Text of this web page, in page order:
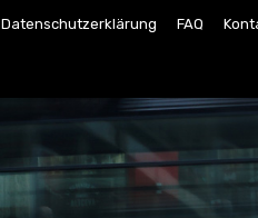
Datenschutzerklärung FAQ